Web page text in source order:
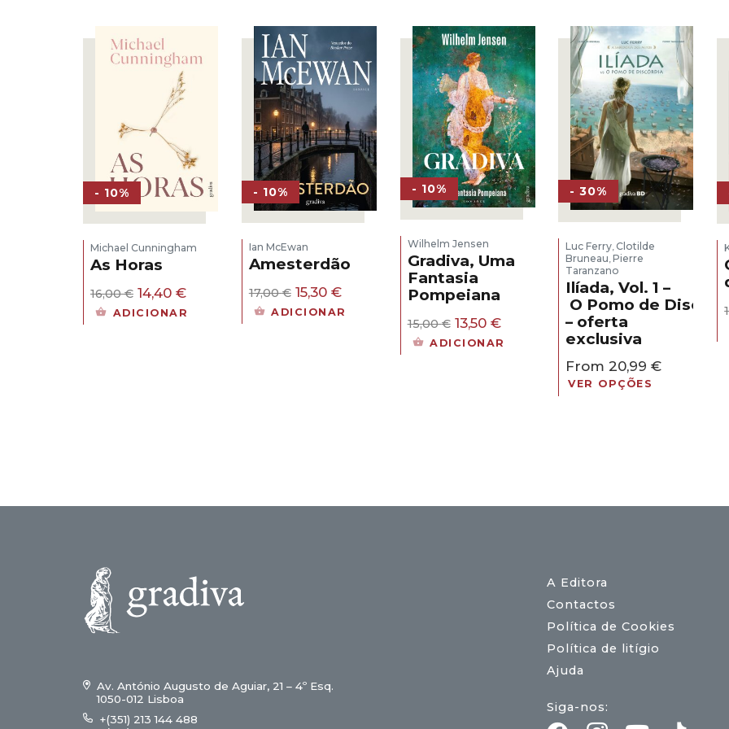
- 10%
Michael Cunningham
As Horas
16,00€ O
preço
14,40 €O
preço
ADICIONAR
- 10%
Ian McEwan
Amesterdão
17,00€ O
preço
15,30 €O
preço
ADICIONAR
- 10%
Wilhelm Jensen
Gradiva, Uma
Fantasia
Pompeiana
15,00€ O
preço
original
13,50 €O
preço
atual
ADICIONAR
- 30%
Luc Ferry,Clotilde
Bruneau,Pierre
Taranzano
Ilíada, Vol. 1 –
O Pomo de
– oferta
exclusiva
From20,99€
VER OPÇÕES
Av. António Augusto de Aguiar, 21 – 4º Esq.
1050-012 Lisboa
+(351) 213 144 488
A Editora
Contactos
Política de Cookies
Política de litígio
Ajuda
Siga-nos: